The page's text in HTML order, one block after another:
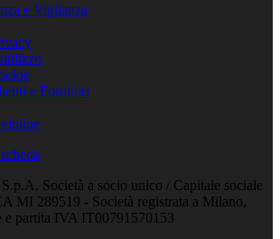
e Vigilanza
e Fornitori
Società a socio unico / Capitale sociale
MI 289519 - Società registrata a Milano,
e partita IVA IT00791570153